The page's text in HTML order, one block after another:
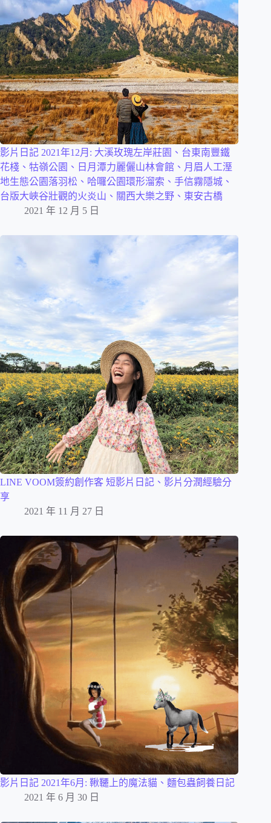
影片日記 2021年12月: 大溪玫瑰左岸莊園、台東南豐鐵
花棧、牯嶺公園、日月潭力麗儷山林會館、月眉人工溼
地生態公園落羽松、哈囉公園環形溜索、手信霧隱城、
台版大峽谷壯觀的火炎山、關西大樂之野、東安古橋
2021 年 12 月 5 日
LINE VOOM簽約創作客 短影片日記、影片分潤經驗分
享
2021 年 11 月 27 日
影片日記 2021年6月: 鞦韆上的魔法貓、麵包蟲飼養日記
2021 年 6 月 30 日